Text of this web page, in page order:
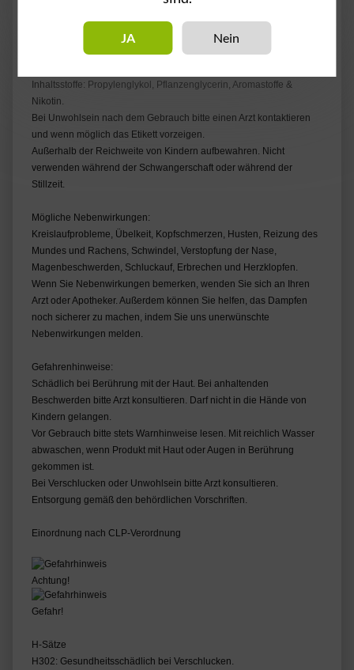
Inhaltsstoffe: Propylenglykol, Pflanzenglycerin, Aromastoffe &
Nikotin.
Bei Unwohlsein nach dem Gebrauch bitte einen Arzt kontaktieren
und wenn möglich das Etikett vorzeigen.
Außerhalb der Reichweite von Kindern aufbewahren. Nicht
verwenden während der Schwangerschaft oder während der
Stillzeit.
Mögliche Nebenwirkungen:
Kreislaufprobleme, Übelkeit, Kopfschmerzen, Husten, Reizung des
Mundes und Rachens, Schwindel, Verstopfung der Nase,
Magenbeschwerden, Schluckauf, Erbrechen und Herzklopfen.
Wenn Sie Nebenwirkungen bemerken, wenden Sie sich an Ihren
Arzt oder Apotheker. Außerdem können Sie helfen, das Dampfen
noch sicherer zu machen, indem Sie uns unerwünschte
Nebenwirkungen melden.
Gefahrenhinweise:
Schädlich bei Berührung mit der Haut. Bei anhaltenden
Beschwerden bitte Arzt konsultieren. Darf nicht in die Hände von
Kindern gelangen.
Vor Gebrauch bitte stets Warnhinweise lesen. Mit reichlich Wasser
abwaschen, wenn Produkt mit Haut oder Augen in Berührung
gekommen ist.
Bei Verschlucken oder Unwohlsein bitte Arzt konsultieren.
Entsorgung gemäß den behördlichen Vorschriften.
Einordnung nach CLP-Verordnung
Achtung!
Gefahr!
H-Sätze
H302: Gesundheitsschädlich bei Verschlucken.
JA Nein